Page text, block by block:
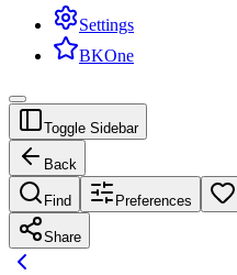
Settings
BKOne
Toggle Sidebar
Back
Find Preferences
Share